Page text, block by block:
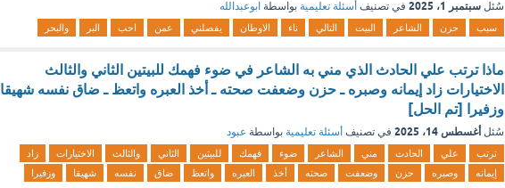
سُئل سبتمبر 1، 2025 في تصنيف أسئلة تعليمية بواسطة ابوعبدالله
سبب حزن الشاعر البيت التالي ناء الاوطان يفصلني عمن احب البر والبحر
ماذا ترتب علي الحادث الذي مني به الشاعر في ضوء فهمك للبيتين الثاني والثالث
الاختيارات زاد إيمانه وصبره ـ حزن وضعفت صحته ـ أخذ العبره واتعظ ـ ضاق نفسه شهيقا
وزفيرا [تم الحل]
سُئل أغسطس 14، 2025 في تصنيف أسئلة تعليمية بواسطة عبود
ترتب علي الحادث مني الشاعر ضوء فهمك للبيتين الثاني والثالث الاختيارات
زاد
إيمانه
وصبره حزن وضعفت صحته أخذ العبره واتعظ ضاق نفسه شهيقا وزفيرا